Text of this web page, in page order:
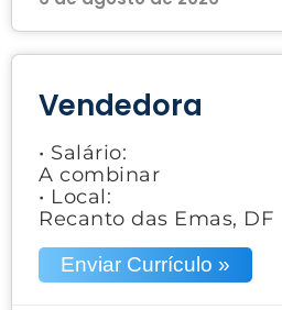
Vendedora
• Salário:
A combinar
• Local:
Recanto das Emas, DF
Enviar Currículo »